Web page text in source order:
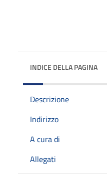
INDICE DELLA PAGINA
Descrizione
Indirizzo
A cura di
Allegati